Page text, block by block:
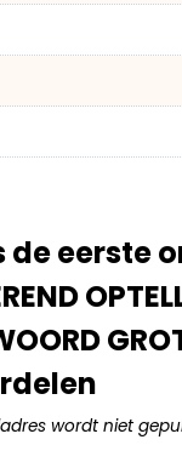
de eerste
wordt niet